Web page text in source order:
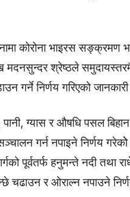
कोरोना भाइरस सङ्क्रमण
श्रेष्ठले
गर्ने निर्णय गरिएको जानकारी
पानी, ग्यास र औषधि पसल
गर्न नपाइने निर्णय
पूर्वतर्फ हनुमन्ते नदी तथा
चढाउन र ओराल्न नपाउने